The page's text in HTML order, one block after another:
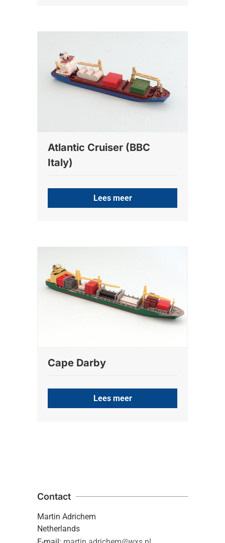
Atlantic Cruiser (BBC
Italy)
Lees meer
Cape Darby
Lees meer
Contact
Martin Adrichem
Netherlands